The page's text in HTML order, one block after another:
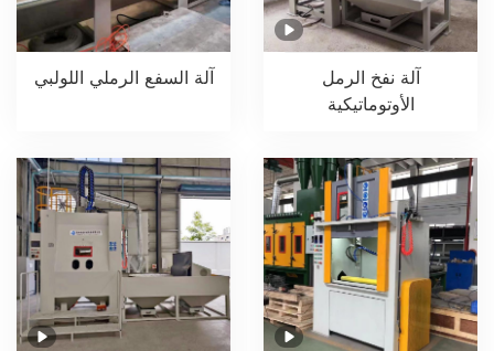
آلة السفع الرملي اللولبي
آلة نفخ الرمل
الأوتوماتيكية